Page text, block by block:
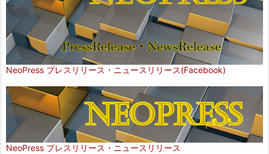
NeoPress プレスリリース・ニュースリリース(Facebook)
NeoPress プレスリリース・ニュースリリース